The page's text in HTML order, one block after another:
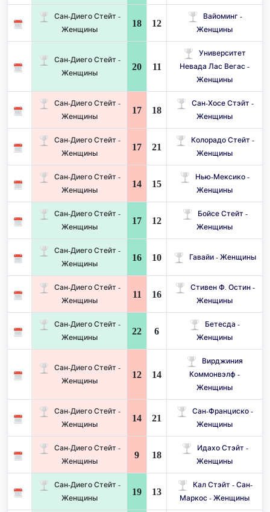
Сан-Диего Стейт -
Женщины
18 12
Вайоминг -
Женщины
Сан-Диего Стейт -
Женщины
20 11
Университет
Невада Лас Вегас -
Женщины
Сан-Диего Стейт -
Женщины
17 18
Сан-Хосе Стэйт -
Женщины
Сан-Диего Стейт -
Женщины
17 21
Колорадо Стейт -
Женщины
Сан-Диего Стейт -
Женщины
14 15
Нью-Мексико -
Женщины
Сан-Диего Стейт -
Женщины
17 12
Бойсе Стейт -
Женщины
Сан-Диего Стейт -
Женщины
16 10 Гавайи - Женщины
Сан-Диего Стейт -
Женщины
11 16
Стивен Ф. Остин -
Женщины
Сан-Диего Стейт -
Женщины
22 6
Бетесда -
Женщины
Сан-Диего Стейт -
Женщины
12 14
Вирджиния
Коммонвэлф -
Женщины
Сан-Диего Стейт -
Женщины
14 21
Сан-Франциско -
Женщины
Сан-Диего Стейт -
Женщины
9 18
Идахо Стэйт -
Женщины
Сан-Диего Стейт -
Женщины
19 13
Кал Стэйт - Сан-
Маркос - Женщины